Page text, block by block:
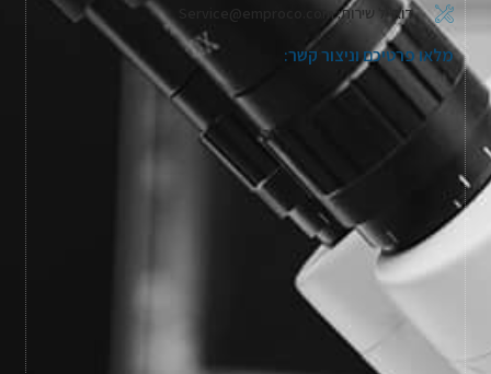
דוא"ל שירות: Service@emproco.com
מלאו פרטיכם וניצור קשר: